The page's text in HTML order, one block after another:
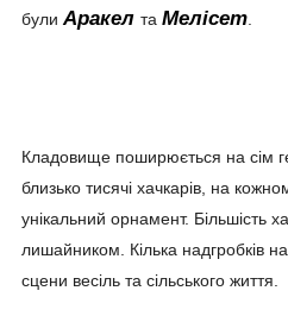
були Аракел та Мелісет
Кладовище поширюється на сім
близько тисячі хачкарів, на
унікальний орнамент. Більшість
лишайником. Кілька надгробків
сцени весіль та сільського життя.